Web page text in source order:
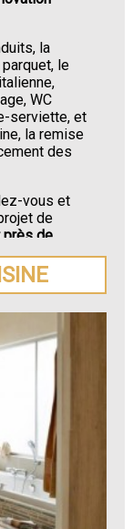
la
le
WC
serviette, et
la remise
des
vous et
de
près de